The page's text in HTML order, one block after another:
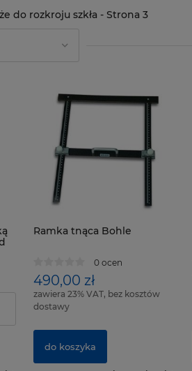
do rozkroju szkła - Strona 3
Ramka tnąca Bohle
0 ocen
490,00 zł
zawiera 23% VAT, bez kosztów
dostawy
do koszyka